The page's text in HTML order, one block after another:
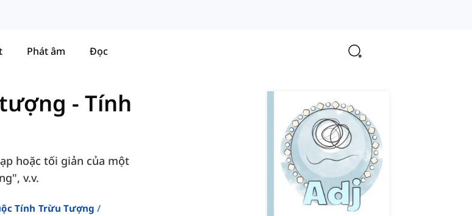
Phát âm Đọc
- Tính
hoặc tối giản của một
v.v.
Tính Trừu Tượng